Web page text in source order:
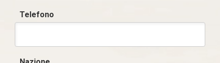
Telefono